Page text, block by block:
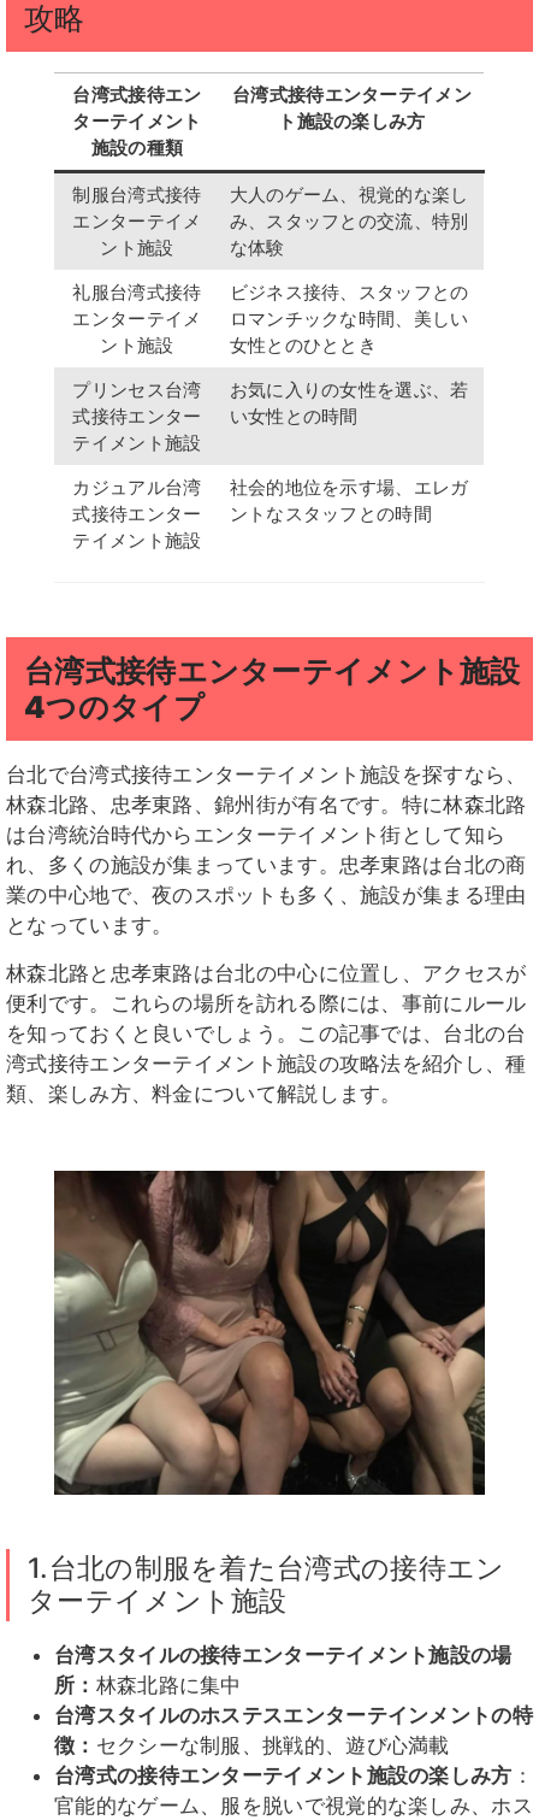
攻略
台湾式接待エン
ターテイメント
施設の種類
台湾式接待エンターテイメン
ト施設の楽しみ方
制服台湾式接待
エンターテイメ
ント施設
大人のゲーム、視覚的な楽し
み、スタッフとの交流、特別
な体験
礼服台湾式接待
エンターテイメ
ント施設
ビジネス接待、スタッフとの
ロマンチックな時間、美しい
女性とのひととき
プリンセス台湾
式接待エンター
テイメント施設
お気に入りの女性を選ぶ、若
い女性との時間
カジュアル台湾
式接待エンター
テイメント施設
社会的地位を示す場、エレガ
ントなスタッフとの時間
台湾式接待エンターテイメント施設
4つのタイプ
台北で台湾式接待エンターテイメント施設を探すなら、
林森北路、忠孝東路、錦州街が有名です。特に林森北路
は台湾統治時代からエンターテイメント街として知ら
れ、多くの施設が集まっています。忠孝東路は台北の商
業の中心地で、夜のスポットも多く、施設が集まる理由
となっています。
林森北路と忠孝東路は台北の中心に位置し、アクセスが
便利です。これらの場所を訪れる際には、事前にルール
を知っておくと良いでしょう。この記事では、台北の台
湾式接待エンターテイメント施設の攻略法を紹介し、種
類、楽しみ方、料金について解説します。
1.台北の制服を着た台湾式の接待エン
ターテイメント施設
台湾スタイルの接待エンターテイメント施設の場
所： 林森北路に集中
台湾スタイルのホステスエンターテインメントの特
徴： セクシーな制服、挑戦的、遊び心満載
台湾式の接待エンターテイメント施設の楽しみ方 ：
官能的なゲーム、服を脱いで視覚的な楽しみ、ホス